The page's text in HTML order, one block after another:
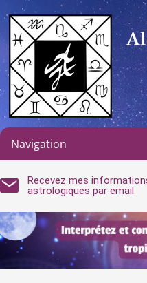
Navigation
Recevez mes
astrologiques par email